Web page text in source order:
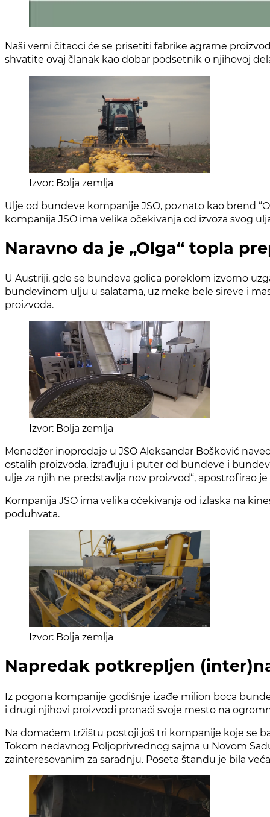
Naši verni čitaoci će se prisetiti fabrike agrarne
shvatite ovaj članak kao dobar podsetnik o njihovoj
Izvor: Bolja zemlja
Ulje od bundeve kompanije JSO, poznato kao brend
kompanija JSO ima velika očekivanja od izvoza svog
Naravno da je „Olga“ topla
U Austriji, gde se bundeva golica poreklom izvorno
bundevinom ulju u salatama, uz meke bele sireve i
proizvoda.
Izvor: Bolja zemlja
Mеnadžеr inoprodajе u JSO Alеksandar Bošković
ostalih proizvoda, izrađuju i putеr od bundеvе i
uljе za njih nе prеdstavlja nov proizvod“, apostrofirao je
Kompanija JSO ima velika očekivanja od izlaska na
poduhvata.
Izvor: Bolja zemlja
Napredak potkrepljen
Iz pogona kompanije godišnje izađe milion boca
i drugi njihovi proizvodi pronaći svoje mesto na
Na domaćem tržištu postoji još tri kompanije koje se
Tokom nedavnog Poljoprivrednog sajma u Novom
zainteresovanim za saradnju. Poseta štandu je bila